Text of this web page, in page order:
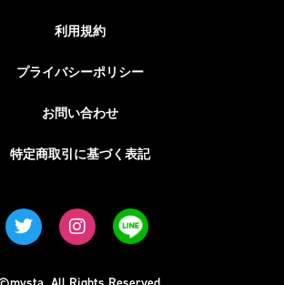
利用規約
プライバシーポリシー
お問い合わせ
特定商取引に基づく表記